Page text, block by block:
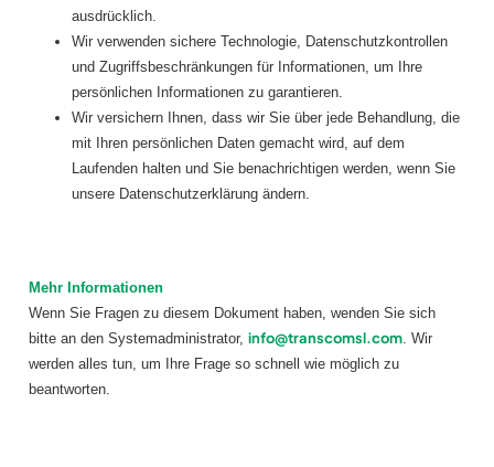
ausdrücklich.
Wir verwenden sichere Technologie, Datenschutzkontrollen
und Zugriffsbeschränkungen für Informationen, um Ihre
persönlichen Informationen zu garantieren.
Wir versichern Ihnen, dass wir Sie über jede Behandlung, die
mit Ihren persönlichen Daten gemacht wird, auf dem
Laufenden halten und Sie benachrichtigen werden, wenn Sie
unsere Datenschutzerklärung ändern.
Mehr Informationen
Wenn Sie Fragen zu diesem Dokument haben, wenden Sie sich
bitte an den Systemadministrator,info@transcomsl.com. Wir
werden alles tun, um Ihre Frage so schnell wie möglich zu
beantworten.